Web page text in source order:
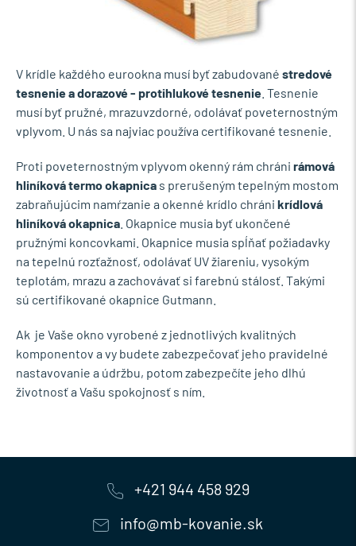
V krídle každého eurookna musí byť zabudované stredové
tesnenie a dorazové - protihlukové tesnenie . Tesnenie
musí byť pružné, mrazuvzdorné, odolávať poveternostným
vplyvom. U nás sa najviac používa certifikované tesnenie.
Proti poveternostným vplyvom okenný rám chráni rámová
hliníková termo okapnica s prerušeným tepelným mostom
zabraňujúcim namŕzanie a okenné krídlo chráni krídlová
hliníková okapnica . Okapnice musia byť ukončené
pružnými koncovkami. Okapnice musia spĺňať požiadavky
na tepelnú rozťažnosť, odolávať UV žiareniu, vysokým
teplotám, mrazu a zachovávať si farebnú stálosť. Takými
sú certifikované okapnice Gutmann.
Ak je Vaše okno vyrobené z jednotlivých kvalitných
komponentov a vy budete zabezpečovať jeho pravidelné
nastavovanie a údržbu, potom zabezpečíte jeho dlhú
životnosť a Vašu spokojnosť s ním.
+421 944 458 929
info@mb-kovanie.sk